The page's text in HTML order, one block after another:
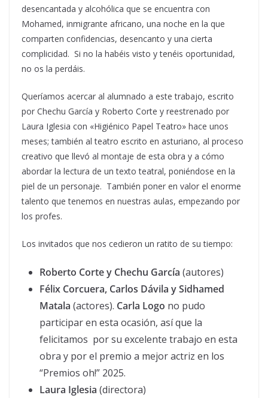
desencantada y alcohólica que se encuentra con
Mohamed, inmigrante africano, una noche en la que
comparten confidencias, desencanto y una cierta
complicidad. Si no la habéis visto y tenéis oportunidad,
no os la perdáis.
Queríamos acercar al alumnado a este trabajo, escrito
por Chechu García y Roberto Corte y reestrenado por
Laura Iglesia con «Higiénico Papel Teatro» hace unos
meses; también al teatro escrito en asturiano, al proceso
creativo que llevó al montaje de esta obra y a cómo
abordar la lectura de un texto teatral, poniéndose en la
piel de un personaje. También poner en valor el enorme
talento que tenemos en nuestras aulas, empezando por
los profes.
Los invitados que nos cedieron un ratito de su tiempo:
Roberto Corte y Chechu García (autores)
Félix Corcuera, Carlos Dávila y Sidhamed
Matala (actores). Carla Logo no pudo
participar en esta ocasión, así que la
felicitamos por su excelente trabajo en esta
obra y por el premio a mejor actriz en los
“Premios oh!” 2025.
Laura Iglesia (directora)